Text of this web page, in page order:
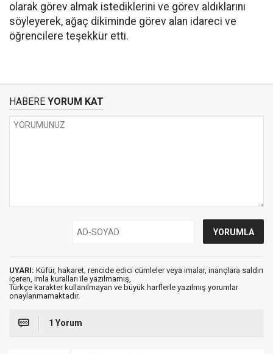
olarak görev almak istediklerini ve görev aldıklarını
söyleyerek, ağaç dikiminde görev alan idareci ve
öğrencilere teşekkür etti.
HABERE YORUM KAT
UYARI: Küfür, hakaret, rencide edici cümleler veya imalar, inançlara saldırı
içeren, imla kuralları ile yazılmamış,
Türkçe karakter kullanılmayan ve büyük harflerle yazılmış yorumlar
onaylanmamaktadır.
1 Yorum